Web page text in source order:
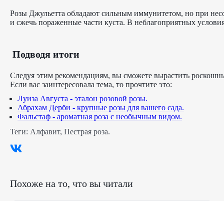
Розы Джульетта обладают сильным иммунитетом, но при
и сжечь пораженные части куста. В неблагоприятных
Подводя итоги
Следуя этим рекомендациям, вы сможете вырастить
Если вас заинтересовала тема, то прочтите это:
Луиза Августа - эталон розовой розы.
Абрахам Дерби - крупные розы для вашего сада.
Фальстаф - ароматная роза с необычным видом.
Теги: Алфавит, Пестрая роза.
Похоже на то, что вы читали